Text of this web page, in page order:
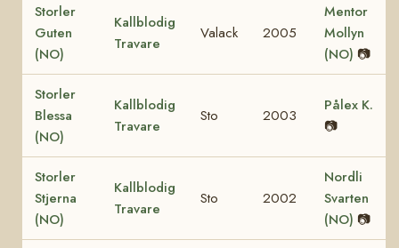
Storler
Guten
(NO)
Kallblodig
Travare
Valack 2005
Mentor
Mollyn
(NO) 📷
Storler
Blessa
(NO)
Kallblodig
Travare
Sto 2003
Pålex K.
📷
Storler
Stjerna
(NO)
Kallblodig
Travare
Sto 2002
Nordli
Svarten
(NO) 📷